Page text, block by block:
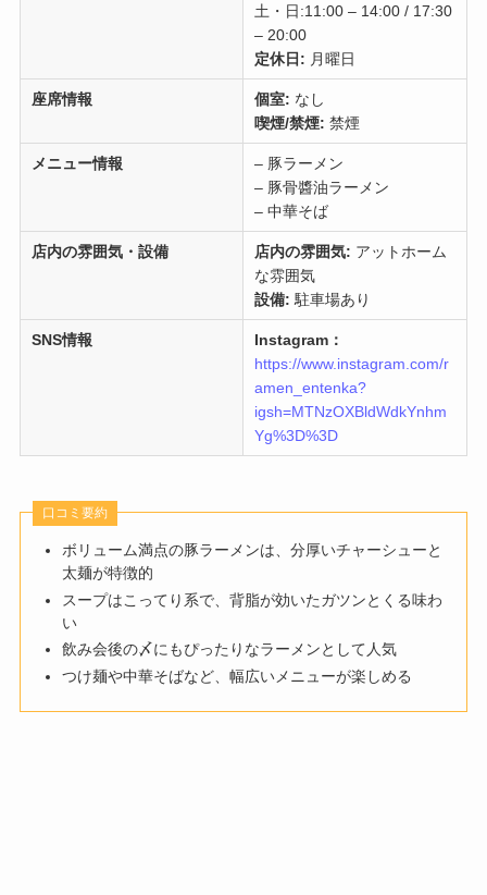
土・日:11:00 – 14:00 / 17:30
– 20:00
定休日: 月曜日
座席情報 個室: なし
喫煙/禁煙: 禁煙
メニュー情報
– 豚ラーメン
– 豚骨醬油ラーメン
– 中華そば
店内の雰囲気・設備 店内の雰囲気: アットホーム
な雰囲気
設備: 駐車場あり
SNS情報
Instagram：
https://www.instagram.com/r
amen_entenka?
igsh=MTNzOXBldWdkYnhm
Yg%3D%3D
口コミ要約
ボリューム満点の豚ラーメンは、分厚いチャーシューと
太麺が特徴的
スープはこってり系で、背脂が効いたガツンとくる味わ
い
飲み会後の〆にもぴったりなラーメンとして人気
つけ麺や中華そばなど、幅広いメニューが楽しめる